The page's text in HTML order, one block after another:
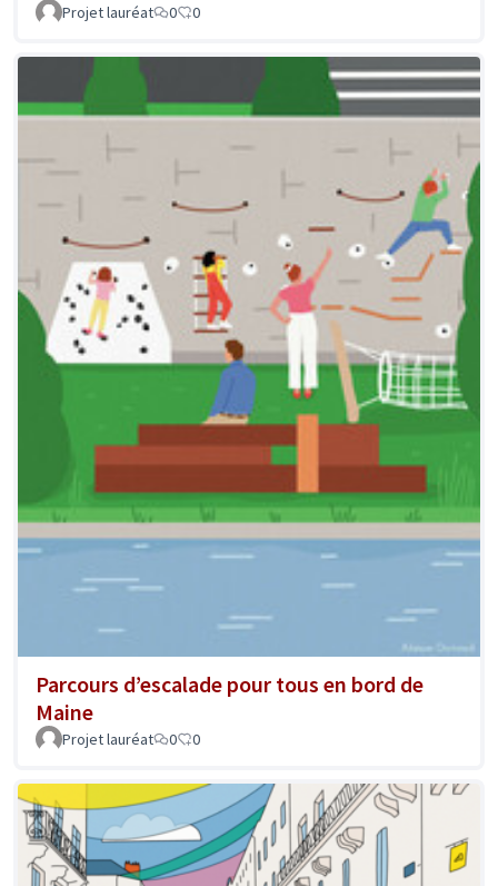
Projet lauréat 0 0
Parcours d’escalade pour tous en bord de
Maine
Projet lauréat 0 0